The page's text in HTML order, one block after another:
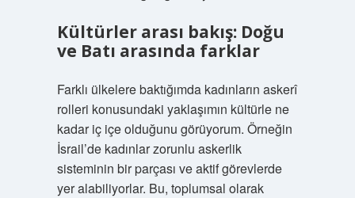
Kültürler arası bakış: Doğu
ve Batı arasında farklar
Farklı ülkelere baktığımda kadınların askerî
rolleri konusundaki yaklaşımın kültürle ne
kadar iç içe olduğunu görüyorum. Örneğin
İsrail’de kadınlar zorunlu askerlik
sisteminin bir parçası ve aktif görevlerde
yer alabiliyorlar. Bu, toplumsal olarak